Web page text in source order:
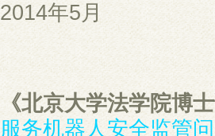
2014年5月
《北京大学法学院博
服务机器人安全监管